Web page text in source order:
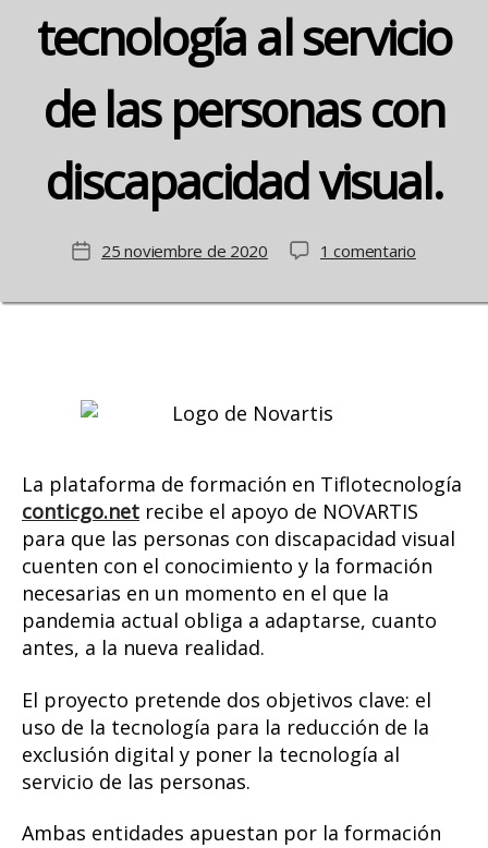
tecnología al servicio
de las personas con
discapacidad visual.
Fecha
la
25 noviembre de 2020 1 comentarioen
Retina
la
al
servicio
las
personas
visual.
La plataforma de formación en Tiflotecnología
conticgo.net recibe el apoyo de NOVARTIS
para que las personas con discapacidad visual
cuenten con el conocimiento y la formación
necesarias en un momento en el que la
pandemia actual obliga a adaptarse, cuanto
antes, a la nueva realidad.
El proyecto pretende dos objetivos clave: el
uso de la tecnología para la reducción de la
exclusión digital y poner la tecnología al
servicio de las personas.
Ambas entidades apuestan por la formación